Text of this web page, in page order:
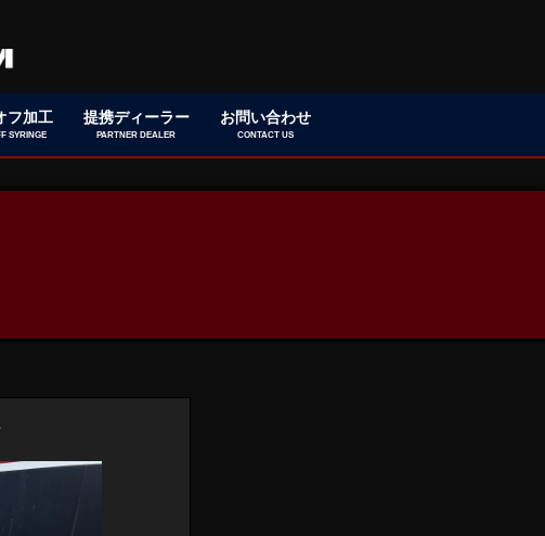
フ加工
SYRINGE
提携ディーラー
PARTNER DEALER
お問い合わせ
CONTACT US